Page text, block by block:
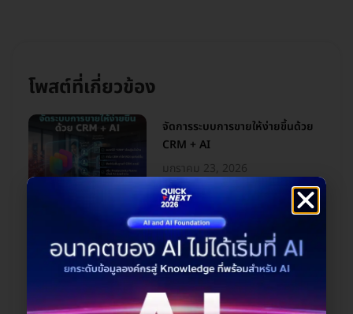
โพสต์ที่เกี่ยวข้อง
จัดการระบบการขายให้ง่ายขึ้นด้วย
CRM + AI
มกราคม 23, 2026
M365 Copilot อัปเดตปลายปี
2025: รู้ก่อน ใช้ก่อน ทำงานไวขึ้นใน
ปี 2026
มกราคม 15, 2026